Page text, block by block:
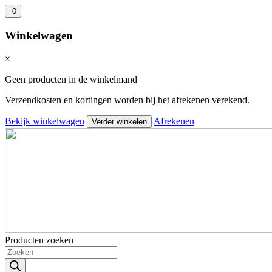
0
Winkelwagen
×
Geen producten in de winkelmand
Verzendkosten en kortingen worden bij het afrekenen verekend.
Bekijk winkelwagen Verder winkelen Afrekenen
Producten zoeken